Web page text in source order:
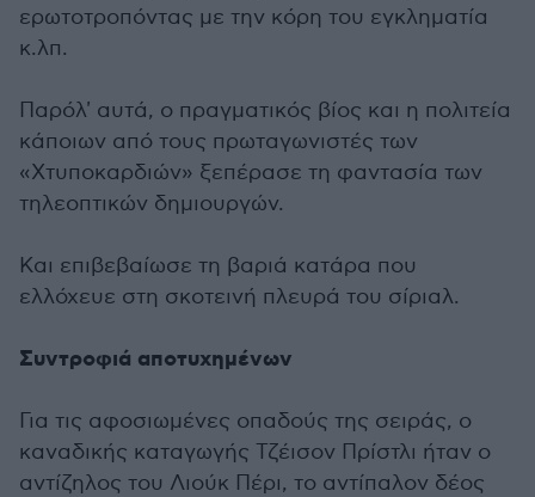
ερωτοτροπόντας με την κόρη του εγκληματία
κ.λπ.
Παρόλ' αυτά, ο πραγματικός βίος και η πολιτεία
κάποιων από τους πρωταγωνιστές των
«Χτυποκαρδιών» ξεπέρασε τη φαντασία των
τηλεοπτικών δημιουργών.
Και επιβεβαίωσε τη βαριά κατάρα που
ελλόχευε στη σκοτεινή πλευρά του σίριαλ.
Συντροφιά αποτυχημένων
Για τις αφοσιωμένες οπαδούς της σειράς, ο
καναδικής καταγωγής Τζέισον Πρίστλι ήταν ο
αντίζηλος του Λιούκ Πέρι, το αντίπαλον δέος